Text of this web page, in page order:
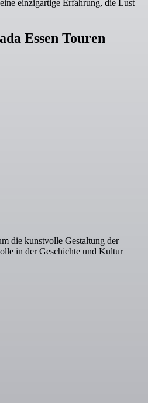
einzigartige Erfahrung, die Lust
Essen Touren
die kunstvolle Gestaltung der
in der Geschichte und Kultur